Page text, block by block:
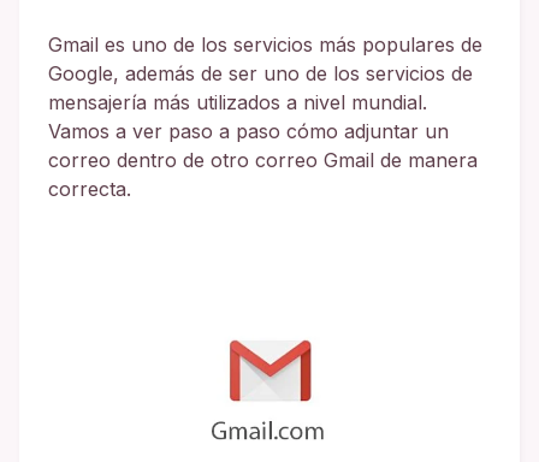
Gmail es uno de los servicios más populares de
Google, además de ser uno de los servicios de
mensajería más utilizados a nivel mundial.
Vamos a ver paso a paso cómo adjuntar un
correo dentro de otro correo Gmail de manera
correcta.